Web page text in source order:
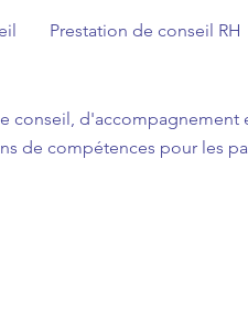
Prestation de conseil RH
conseil,
de compétences pour les